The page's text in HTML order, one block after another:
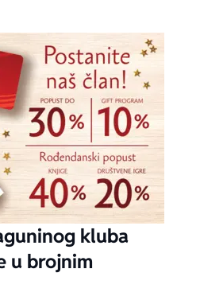
kluba
u brojnim